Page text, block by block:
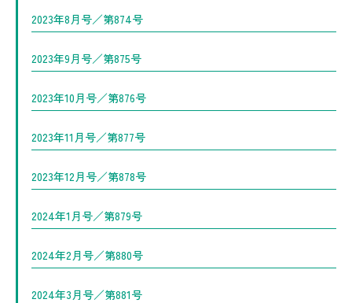
2023年8月号／第874号
2023年9月号／第875号
2023年10月号／第876号
2023年11月号／第877号
2023年12月号／第878号
2024年1月号／第879号
2024年2月号／第880号
2024年3月号／第881号